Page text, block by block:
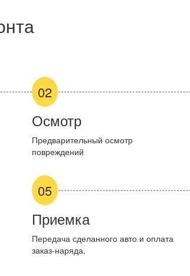
02
Осмотр
Предварительный осмотр
повреждений
05
Приемка
Передача сделанного авто и оплата
заказ-наряда.